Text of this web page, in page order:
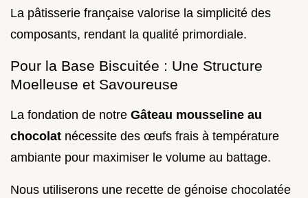
La pâtisserie française valorise la simplicité des
composants, rendant la qualité primordiale.
Pour la Base Biscuitée : Une Structure
Moelleuse et Savoureuse
La fondation de notre Gâteau mousseline au
chocolat nécessite des œufs frais à température
ambiante pour maximiser le volume au battage.
Nous utiliserons une recette de génoise chocolatée